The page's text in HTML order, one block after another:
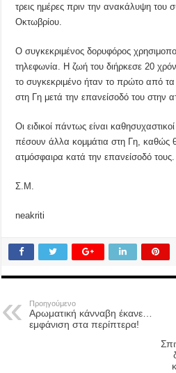
τρεις ημέρες πριν την ανακάλυψη του
Οκτωβρίου.
Ο συγκεκριμένος δορυφόρος
τηλεφωνία. Η ζωή του διήρκεσε 20
το συγκεκριμένο ήταν το πρώτο από
στη Γη μετά την επανείσοδό του στην
Οι ειδικοί πάντως είναι
πέσουν άλλα κομμάτια στη Γη, καθώς
ατμόσφαιρα κατά την επανείσοδό τους.
Σ.Μ.
neakriti
Προηγούμενο
Αρωματική κάνναβη έκανε…
εμφάνιση στα περίπτερα!